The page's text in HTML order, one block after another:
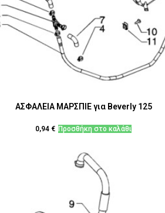
ΑΣΦΑΛΕΙΑ ΜΑΡΣΠΙΕ για Beverly 125
0,94 € Προσθήκη στο καλάθι